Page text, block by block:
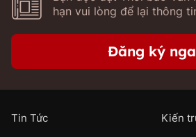
hạn vui lòng để lại thông
Đăng ký
Tin Tức
Kiến